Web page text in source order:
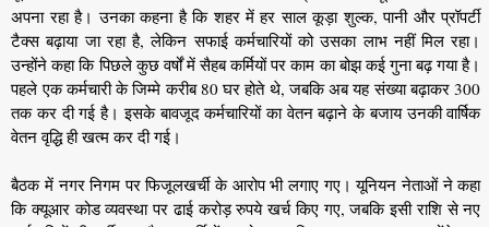
अपना रहा है। उनका कहना है कि शहर में हर साल कूड़ा शुल्क, पानी और प्रॉपर्टी
टैक्स बढ़ाया जा रहा है, लेकिन सफाई कर्मचारियों को उसका लाभ नहीं मिल रहा।
उन्होंने कहा कि पिछले कुछ वर्षों में सैहब कर्मियों पर काम का बोझ कई गुना बढ़ गया है।
पहले एक कर्मचारी के जिम्मे करीब 80 घर होते थे, जबकि अब यह संख्या बढ़ाकर 300
तक कर दी गई है। इसके बावजूद कर्मचारियों का वेतन बढ़ाने के बजाय उनकी वार्षिक
वेतन वृद्धि ही खत्म कर दी गई।
बैठक में नगर निगम पर फिजूलखर्ची के आरोप भी लगाए गए। यूनियन नेताओं ने कहा
कि क्यूआर कोड व्यवस्था पर ढाई करोड़ रुपये खर्च किए गए, जबकि इसी राशि से नए